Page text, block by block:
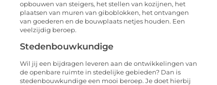
opbouwen van steigers, het stellen van kozijnen, het
plaatsen van muren van giboblokken, het ontvangen
van goederen en de bouwplaats netjes houden. Een
veelzijdig beroep.
Stedenbouwkundige
Wil jij een bijdragen leveren aan de ontwikkelingen van
de openbare ruimte in stedelijke gebieden? Dan is
stedenbouwkundige een mooi beroep. Je doet hierbij